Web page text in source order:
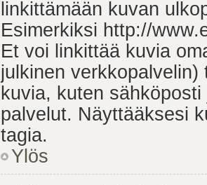
linkittämään kuvan
Esimerkiksi http://
Et voi linkittää kuvia
julkinen
kuvia, kuten
palvelut. Näyttääksesi
tagia.
Ylös